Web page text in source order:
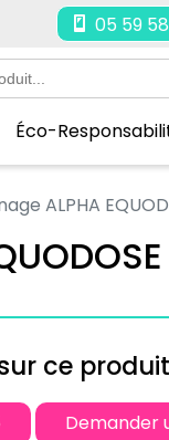
05 59
Éco-
ALPHA
ce produit
Demander